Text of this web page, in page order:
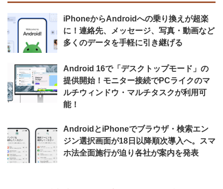
iPhoneからAndroidへの乗り換えが超楽
に！連絡先、メッセージ、写真・動画など
多くのデータを手軽に引き継げる
Android 16で「デスクトップモード」の
提供開始！モニター接続でPCライクのマ
ルチウィンドウ・マルチタスクが利用可
能！
AndroidとiPhoneでブラウザ・検索エン
ジン選択画面が18日以降順次導入へ。スマ
ホ法全面施行が迫り各社が案内を発表